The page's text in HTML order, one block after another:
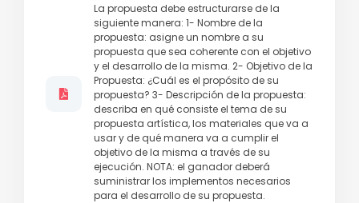
La propuesta debe estructurarse de la
siguiente manera: 1- Nombre de la
propuesta: asigne un nombre a su
propuesta que sea coherente con el objetivo
y el desarrollo de la misma. 2- Objetivo de la
Propuesta: ¿Cuál es el propósito de su
propuesta? 3- Descripción de la propuesta:
describa en qué consiste el tema de su
propuesta artística, los materiales que va a
usar y de qué manera va a cumplir el
objetivo de la misma a través de su
ejecución. NOTA: el ganador deberá
suministrar los implementos necesarios
para el desarrollo de su propuesta.